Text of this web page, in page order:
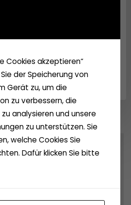
Cookies akzeptieren“
der Speicherung von
Gerät zu, um die
zu verbessern, die
analysieren und unsere
zu unterstützen. Sie
welche Cookies Sie
Dafür klicken Sie bitte